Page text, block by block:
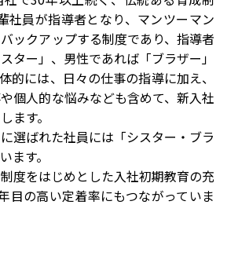
社員が指導者となり、マンツーマン
ックアップする制度であり、指導者
ター」、男性であれば「ブラザー」
的には、日々の仕事の指導に加え、
個人的な悩みなども含めて、新入社
ます。
選ばれた社員には「シスター・ブラ
ます。
度をはじめとした入社初期教育の充
目の高い定着率にもつながっていま